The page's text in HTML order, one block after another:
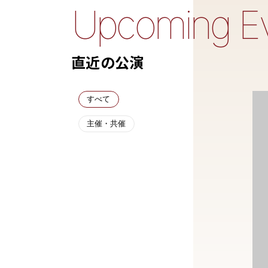
Upcoming
直近の公演
すべて
主催・共催